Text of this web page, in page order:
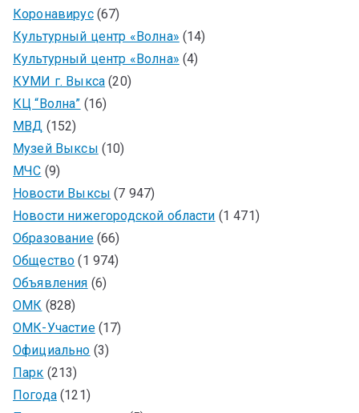
Коронавирус(67)
Культурный центр «Волна» (14)
Культурный центр «Волна» (4)
КУМИ г. Выкса (20)
КЦ “Волна” (16)
МВД (152)
Музей Выксы (10)
МЧС (9)
Новости Выксы (7 947)
Новости нижегородской области (1 471)
Образование(66)
Общество (1 974)
Объявления (6)
ОМК (828)
ОМК-Участие(17)
Официально (3)
Парк (213)
Погода(121)